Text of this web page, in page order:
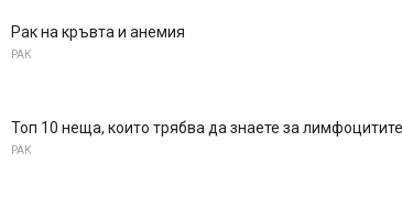
Рак на кръвта и анемия
РАК
Топ 10 неща, които трябва да знаете за лимфоцитите
РАК